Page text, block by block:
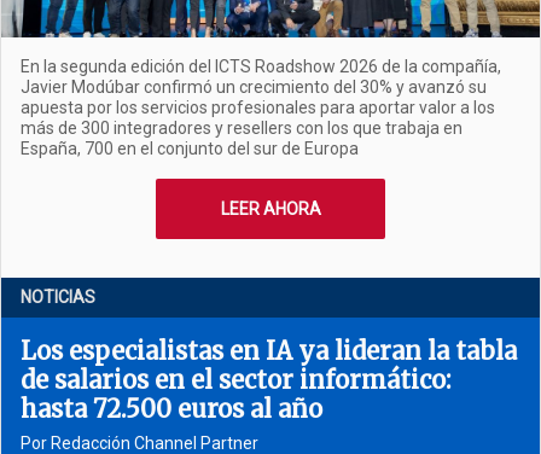
En la segunda edición del ICTS Roadshow 2026 de la compañía,
Javier Modúbar confirmó un crecimiento del 30% y avanzó su
apuesta por los servicios profesionales para aportar valor a los
más de 300 integradores y resellers con los que trabaja en
España, 700 en el conjunto del sur de Europa
LEER AHORA
NOTICIAS
Los especialistas en IA ya lideran la tabla
de salarios en el sector informático:
hasta 72.500 euros al año
Por Redacción Channel Partner